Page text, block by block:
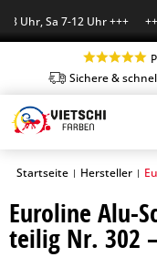
Uhr, Sa 7-12 Uhr +++
Sichere &
Startseite | Hersteller |
Euroline Alu-
teilig Nr. 302